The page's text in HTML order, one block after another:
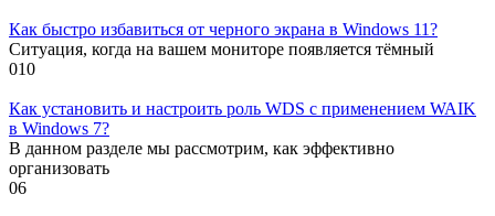
Как быстро избавиться от черного экрана в Windows 11?
Ситуация, когда на вашем мониторе появляется тёмный
010
Как установить и настроить роль WDS с применением WAIK
в Windows 7?
В данном разделе мы рассмотрим, как эффективно
организовать
06